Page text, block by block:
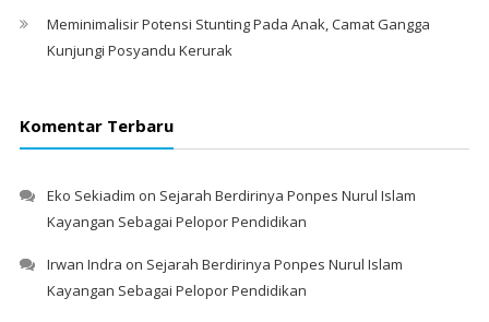
Meminimalisir Potensi Stunting Pada Anak, Camat Gangga
Kunjungi Posyandu Kerurak
Komentar Terbaru
Eko Sekiadim on Sejarah Berdirinya Ponpes Nurul Islam
Kayangan Sebagai Pelopor Pendidikan
Irwan Indra on Sejarah Berdirinya Ponpes Nurul Islam
Kayangan Sebagai Pelopor Pendidikan